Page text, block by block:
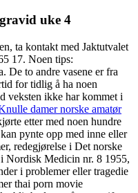
uke 4
ta kontakt med Jaktutvalet
17. Noen tips:
De to andre vasene er fra
for tidlig å ha noen
veksten ikke har kommet i
damer norske amatør
etter med noen hundre
pynte opp med inne eller
redegjørelse i Det norske
Nordisk Medicin nr. 8 1955,
i problemer eller tragedie
thai porn movie